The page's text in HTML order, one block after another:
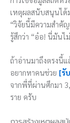
เหตุผลสนับสนุนได้
“วิจัยนี้มีความสำคัญ
รู้สึกว่า “อ๋อ! นี่มันไ
ถ้าอ่านมาถึงตรงนี้
อยากหาคนช่วย [รั
จากพี่ที่ผ่านศึกมา
ราย ครับ